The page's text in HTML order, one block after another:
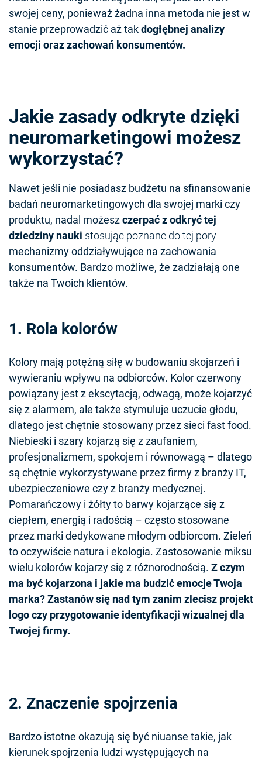
swojej ceny, ponieważ żadna inna metoda nie jest w
stanie przeprowadzić aż takdogłębnej analizy
emocji oraz zachowań konsumentów.
Jakie zasady odkryte dzięki
neuromarketingowi możesz
wykorzystać?
Nawet jeśli nie posiadasz budżetu na sfinansowanie
badań neuromarketingowych dla swojej marki czy
produktu, nadal możeszczerpać z odkryć tej
dziedziny nauki stosując poznane do tej pory
mechanizmy oddziaływujące na zachowania
konsumentów. Bardzo możliwe, że zadziałają one
także na Twoich klientów.
1. Rola kolorów
Kolory mają potężną siłę w budowaniu skojarzeń i
wywieraniu wpływu na odbiorców. Kolor czerwony
powiązany jest z ekscytacją, odwagą, może kojarzyć
się z alarmem, ale także stymuluje uczucie głodu,
dlatego jest chętnie stosowany przez sieci fast food.
Niebieski i szary kojarzą się z zaufaniem,
profesjonalizmem, spokojem i równowagą – dlatego
są chętnie wykorzystywane przez firmy z branży IT,
ubezpieczeniowe czy z branży medycznej.
Pomarańczowy i żółty to barwy kojarzące się z
ciepłem, energią i radością – często stosowane
przez marki dedykowane młodym odbiorcom. Zieleń
to oczywiście natura i ekologia. Zastosowanie miksu
wielu kolorów kojarzy się z różnorodnością. Z czym
ma być kojarzona i jakie ma budzić emocje Twoja
marka? Zastanów się nad tym zanim zlecisz projekt
logo czy przygotowanie identyfikacji wizualnej dla
Twojej firmy.
2. Znaczenie spojrzenia
Bardzo istotne okazują się być niuanse takie, jak
kierunek spojrzenia ludzi występujących na